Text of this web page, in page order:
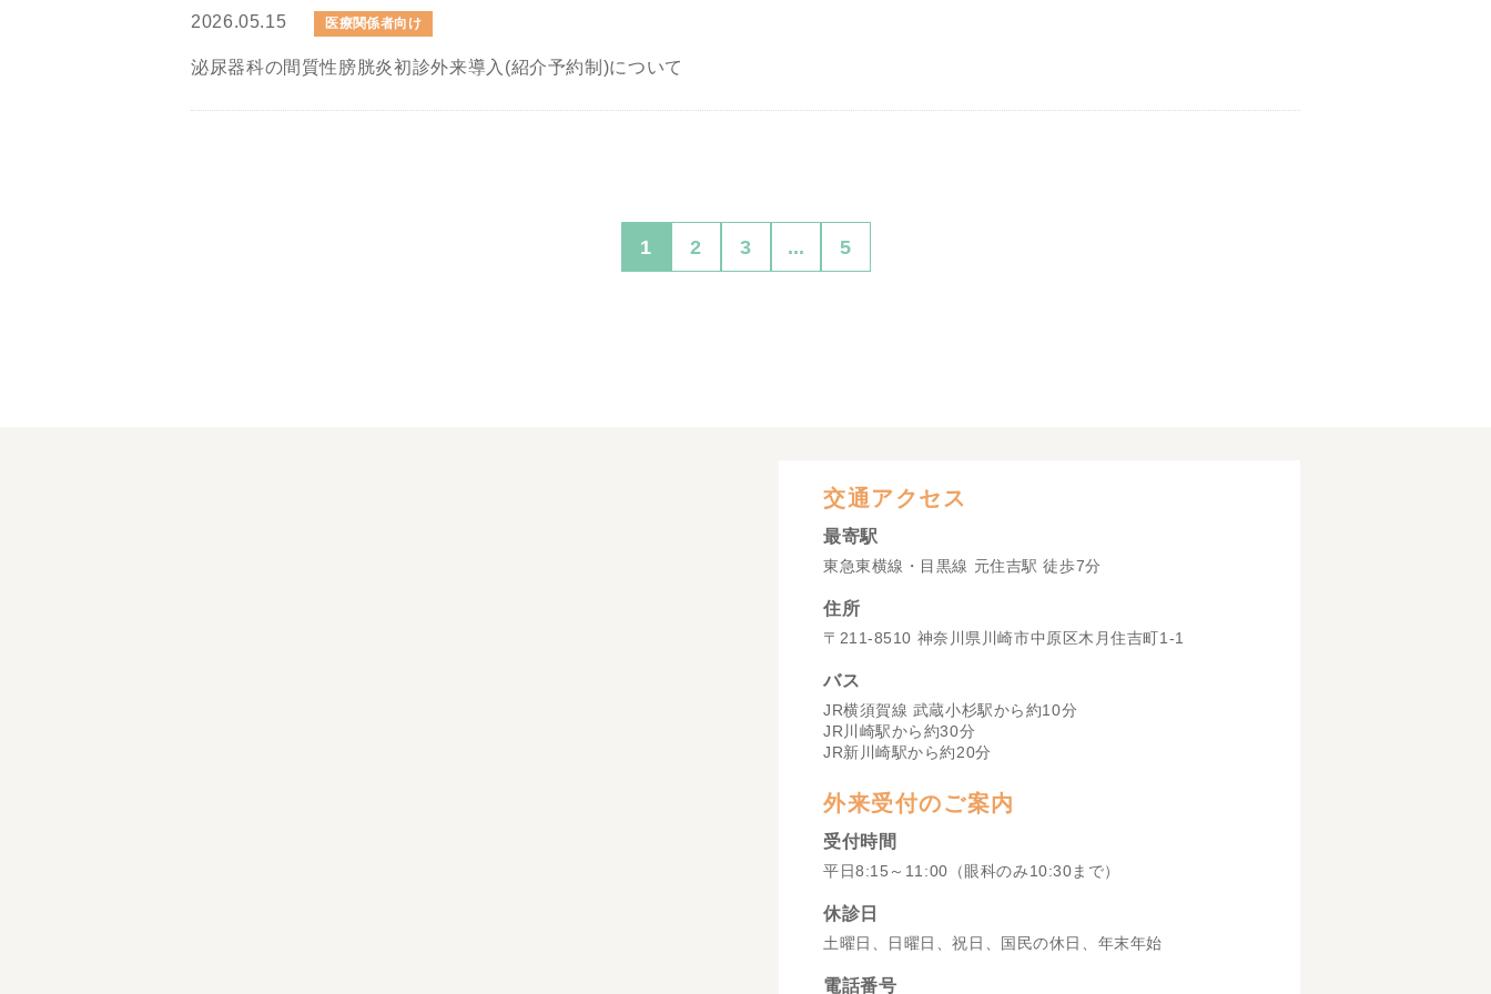
2026.05.15 医療関係者向け
泌尿器科の間質性膀胱炎初診外来導入(紹介予約制)について
1 2 3 ... 5
交通アクセス
最寄駅
東急東横線・目黒線 元住吉駅 徒歩7分
住所
〒211-8510 神奈川県川崎市中原区木月住吉町1-1
バス
JR横須賀線 武蔵小杉駅から約10分
JR川崎駅から約30分
JR新川崎駅から約20分
外来受付のご案内
受付時間
平日8:15～11:00（眼科のみ10:30まで）
休診日
土曜日、日曜日、祝日、国民の休日、年末年始
電話番号